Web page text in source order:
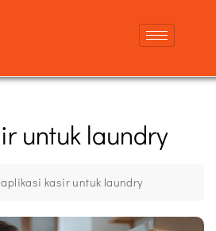
untuk laundry
aplikasi kasir untuk laundry